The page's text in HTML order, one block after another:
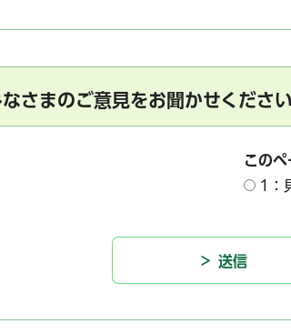
さまのご意見をお聞かせください
この
1：